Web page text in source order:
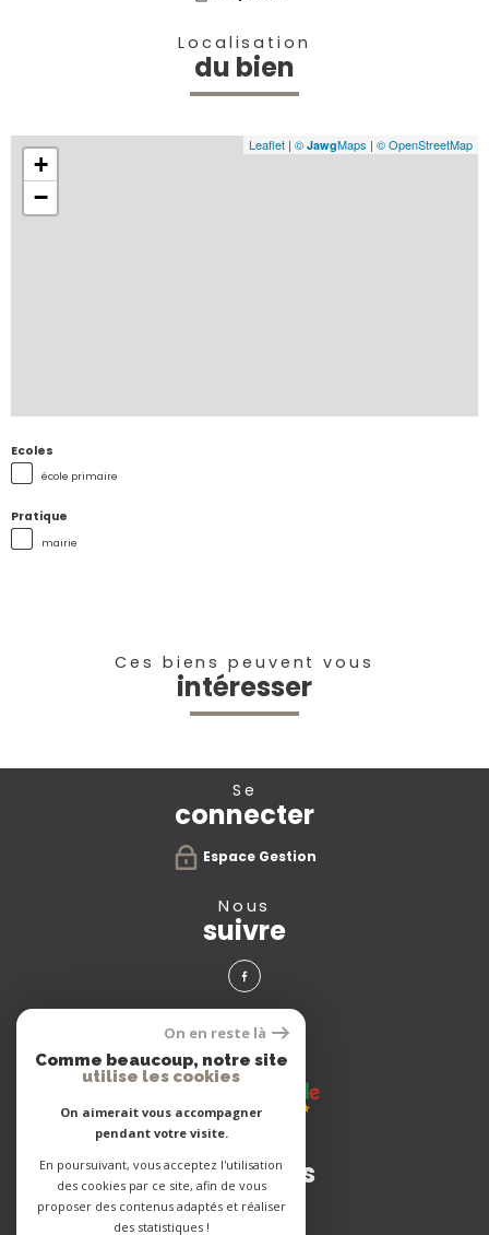
Localisation
du bien
+
−
Leaflet | © JawgMaps | © OpenStreetMap
Ecoles
école primaire
Pratique
mairie
Ces biens peuvent vous
intéresser
se
connecter
Espace Gestion
nous
suivre
avis
clients
Adhérents
On en reste là
Comme beaucoup, notre site
utilise les cookies
On aimerait vous accompagner
pendant votre visite.
En poursuivant, vous acceptez l'utilisation
des cookies par ce site, afin de vous
proposer des contenus adaptés et réaliser
des statistiques !